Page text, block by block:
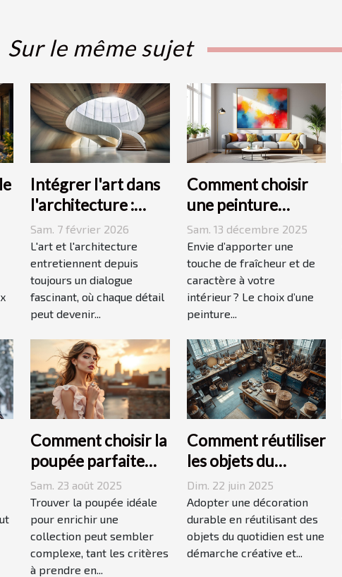
Sur le même sujet
Intégrer l'art dans
l'architecture :
escaliers comme
moyen
d'expression
Sam. 7 février 2026
L'art et l'architecture
entretiennent depuis
toujours un dialogue
fascinant, où chaque détail
peut devenir...
Comment choisir
une peinture
moderne pour
dynamiser votre
espace ?
Sam. 13 décembre 2025
Envie d’apporter une
touche de fraîcheur et de
caractère à votre
intérieur ? Le choix d’une
peinture...
Comment choisir la
poupée parfaite
pour votre
collection unique ?
Sam. 23 août 2025
Trouver la poupée idéale
pour enrichir une
collection peut sembler
complexe, tant les critères
à prendre en...
Comment réutiliser
les objets du
quotidien pour une
décoration durable
Dim. 22 juin 2025
Adopter une décoration
durable en réutilisant des
objets du quotidien est une
démarche créative et...